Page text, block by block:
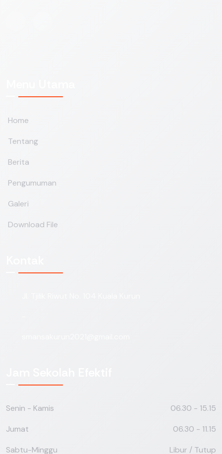
Home
Tentang
Berita
Pengumuman
Galeri
Download File
Senin - Kamis
06.30 - 15.15
Jumat
06.30 - 11.15
Sabtu-Minggu
Libur / Tutup